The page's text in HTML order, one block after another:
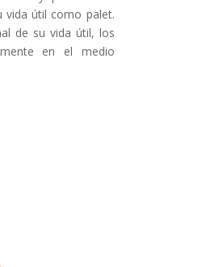
vida útil como palet.
de su vida útil, los
en el medio